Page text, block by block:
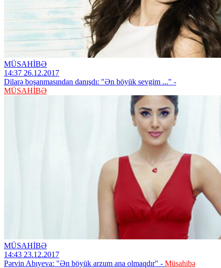
MÜSAHİBƏ
14:37 26.12.2017
Dilarə boşanmasından danışdı: "Ən böyük sevgim ..." -
MÜSAHİBƏ
MÜSAHİBƏ
14:43 23.12.2017
Pərvin Abıyeva: "Ən böyük arzum ana olmaqdır" - Müsahibə